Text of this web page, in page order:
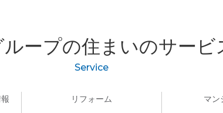
ープの住まいのサービ
Service
リフォーム マン